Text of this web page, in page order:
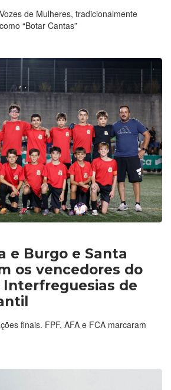
de Mulheres, tradicionalmente
“Botar Cantas”
e Burgo e Santa
os vencedores do
Interfreguesias de
finais. FPF, AFA e FCA marcaram